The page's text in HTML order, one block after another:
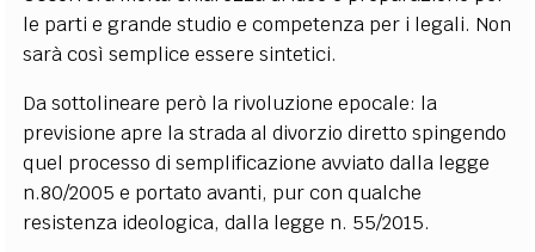
le parti e grande studio e competenza per i legali. Non
sarà così semplice essere sintetici.
Da sottolineare però la rivoluzione epocale: la
previsione apre la strada al divorzio diretto spingendo
quel processo di semplificazione avviato dalla legge
n.80/2005 e portato avanti, pur con qualche
resistenza ideologica, dalla legge n. 55/2015.